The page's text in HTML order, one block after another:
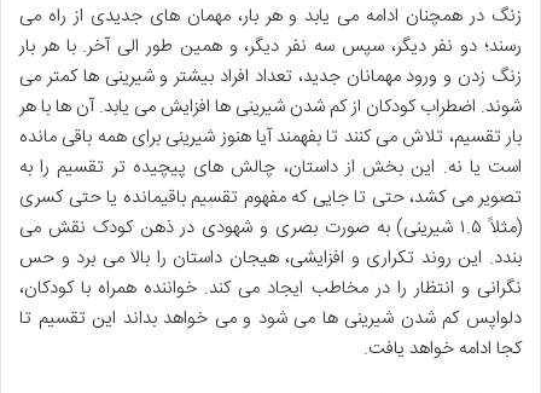
زنگ در همچنان ادامه می یابد و هر بار، مهمان های جدیدی از راه می
رسند؛ دو نفر دیگر، سپس سه نفر دیگر، و همین طور الی آخر. با هر بار
زنگ زدن و ورود مهمانان جدید، تعداد افراد بیشتر و شیرینی ها کمتر می
شوند. اضطراب کودکان از کم شدن شیرینی ها افزایش می یابد. آن ها با هر
بار تقسیم، تلاش می کنند تا بفهمند آیا هنوز شیرینی برای همه باقی مانده
است یا نه. این بخش از داستان، چالش های پیچیده تر تقسیم را به
تصویر می کشد، حتی تا جایی که مفهوم تقسیم باقیمانده یا حتی کسری
(مثلاً ۱.۵ شیرینی) به صورت بصری و شهودی در ذهن کودک نقش می
بندد. این روند تکراری و افزایشی، هیجان داستان را بالا می برد و حس
نگرانی و انتظار را در مخاطب ایجاد می کند. خواننده همراه با کودکان،
دلواپس کم شدن شیرینی ها می شود و می خواهد بداند این تقسیم تا
کجا ادامه خواهد یافت.